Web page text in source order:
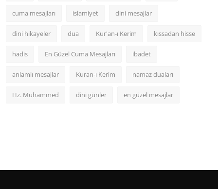
cuma mesajları islamiyet dini mesajlar
dini hikayeler dua Kur'an-ı Kerim kıssadan hisse
hadis En Güzel Cuma Mesajları ibadet
anlamlı mesajlar Kuran-ı Kerim namaz duaları
Hz. Muhammed dini günler en güzel mesajlar